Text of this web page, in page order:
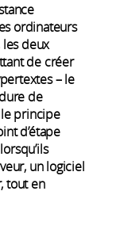
ordinateurs
deux
de créer
– le
de
principe
d’étape
un logiciel
tout en